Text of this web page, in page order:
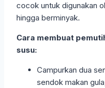
cocok untuk digunakan
hingga berminyak.
Cara membuat
susu:
Campurkan dua
sendok makan